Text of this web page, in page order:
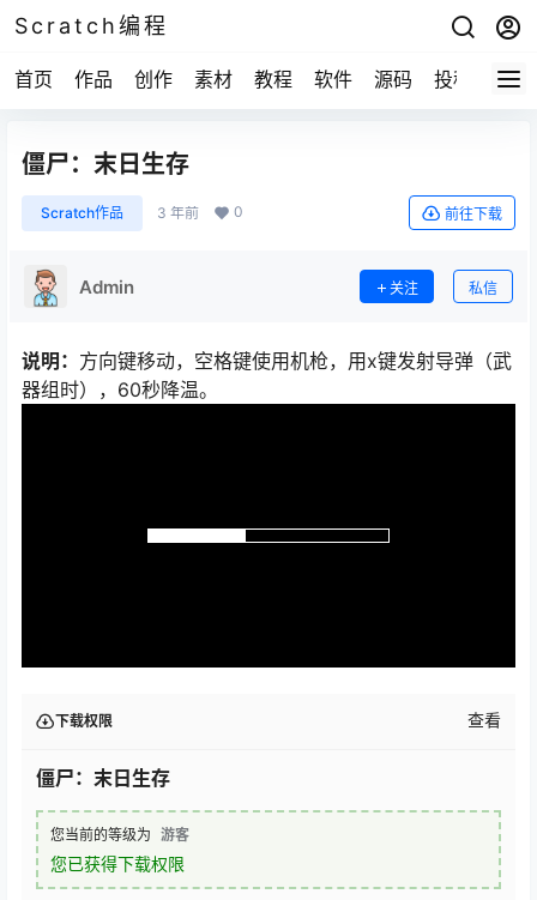
Scratch编程
首页 作品 创作 素材 教程 软件 源码 投稿 关于
僵尸：末日生存
Scratch作品 3 年前 0 前往下载
Admin 关注 私信
说明： 方向键移动，空格键使用机枪，用x键发射导弹（武
器组时），60秒降温。
下载权限 查看
僵尸：末日生存
您当前的等级为 游客
您已获得下载权限